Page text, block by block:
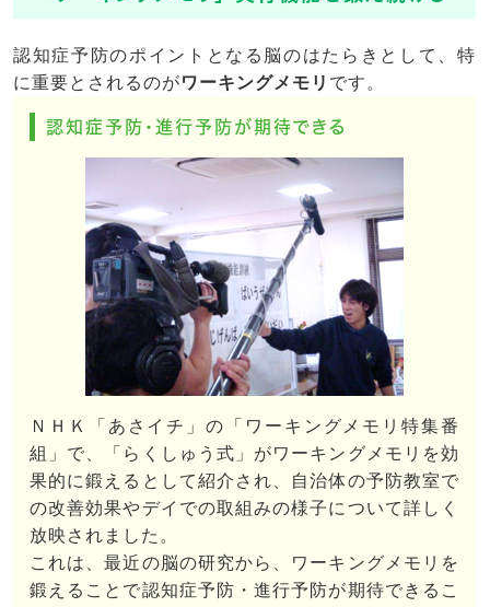
認知症予防のポイントとなる脳のはたらきとして、特
に重要とされるのがワーキングメモリ です。
認知症予防・進行予防が期待できる
ＮＨＫ「あさイチ」の「ワーキングメモリ特集番
組」で、「らくしゅう式」がワーキングメモリを効
果的に鍛えるとして紹介され、自治体の予防教室で
の改善効果やデイでの取組みの様子について詳しく
放映されました。
これは、最近の脳の研究から、ワーキングメモリを
鍛えることで認知症予防・進行予防が期待できるこ